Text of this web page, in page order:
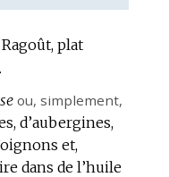
Ragoût, plat
ou, simplement,
d’aubergines,
et,
dans de l’huile